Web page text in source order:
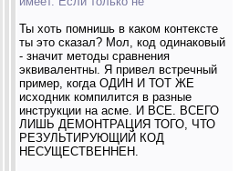
Ты хоть помнишь в каком контексте
ты это сказал? Мол, код одинаковый
- значит методы сравнения
эквивалентны. Я привел встречный
пример, когда ОДИН И ТОТ ЖЕ
исходник компилится в разные
инструкции на асме. И ВСЕ. ВСЕГО
ЛИШЬ ДЕМОНТРАЦИЯ ТОГО, ЧТО
РЕЗУЛЬТИРУЮЩИЙ КОД
НЕСУЩЕСТВЕННЕН.